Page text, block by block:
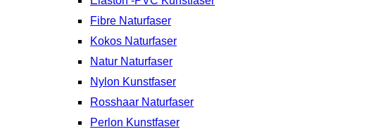
Fibre Naturfaser
Kokos Naturfaser
Natur Naturfaser
Nylon Kunstfaser
Rosshaar Naturfaser
Perlon Kunstfaser